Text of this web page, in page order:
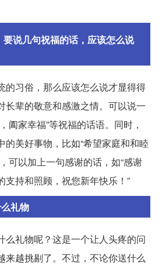
要说几句祝福的话，应该怎么说
的习俗，那么应该怎么说才显得得
长辈的敬意和感激之情。可以说一
阖家幸福”等祝福的话语。同时，
的美好事物，比如“希望家庭和和睦
可以加上一句感谢的话，如“感谢
支持和照顾，祝您新年快乐！”
礼物
么礼物呢？这是一个让人头疼的问
来越挑剔了。不过，不论你送什么